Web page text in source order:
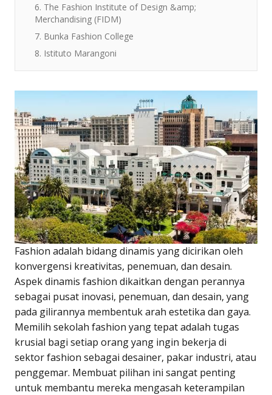
6. The Fashion Institute of Design &amp;
Merchandising (FIDM)
7. Bunka Fashion College
8. Istituto Marangoni
Fashion adalah bidang dinamis yang dicirikan oleh
konvergensi kreativitas, penemuan, dan desain.
Aspek dinamis fashion dikaitkan dengan perannya
sebagai pusat inovasi, penemuan, dan desain, yang
pada gilirannya membentuk arah estetika dan gaya.
Memilih sekolah fashion yang tepat adalah tugas
krusial bagi setiap orang yang ingin bekerja di
sektor fashion sebagai desainer, pakar industri, atau
penggemar. Membuat pilihan ini sangat penting
untuk membantu mereka mengasah keterampilan